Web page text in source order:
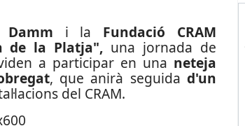
i la Fundació CRAM
de la Platja", una jornada de
a participar en una neteja
, que anirà seguidad'un
del CRAM.